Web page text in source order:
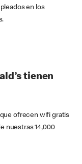
en los
tienen
ofrecen wifi gratis
nuestras 14,000